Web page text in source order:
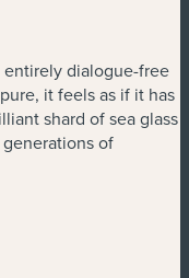
entirely dialogue-free
it feels as if it has
shard of sea glass
of